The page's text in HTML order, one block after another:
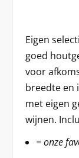
Eigen
goed
voor
breedte en
met eigen
wijnen.
= onze